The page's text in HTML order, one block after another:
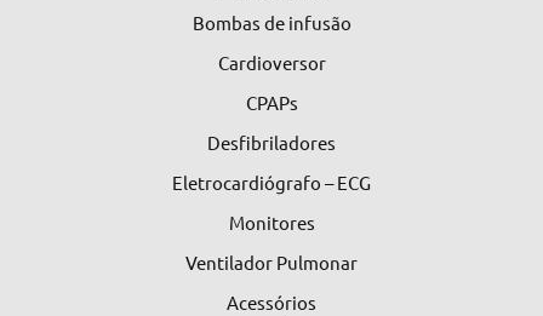
Bombas de infusão
Cardioversor
CPAPs
Desfibriladores
Eletrocardiógrafo – ECG
Monitores
Ventilador Pulmonar
Acessórios